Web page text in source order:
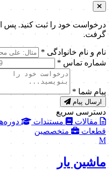
درخواست خود را ثبت کنید. پس
گرفت.
نام و نام خانوادگی *
شماره تماس *
پیام شما *
ارسال پیام
دسترسی سریع
مقالات
مستندات
قطعات
متخصصین
M
ماشین یار